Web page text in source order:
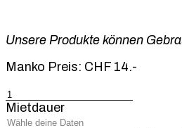
Unsere Produkte können
Manko Preis: CHF 14.-
Obstkiste
Menge
Mietdauer